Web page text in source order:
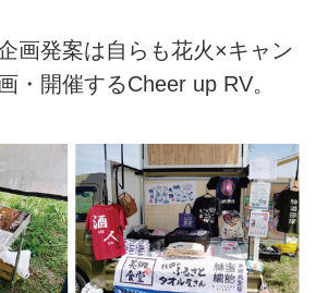
画発案は自らも花火×キャン
・開催するCheer up RV。